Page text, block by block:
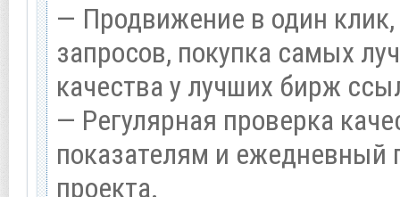
— Продвижение в один
запросов, покупка самых
качества у лучших бирж
— Регулярная проверка
показателям и ежедневный
проекта.